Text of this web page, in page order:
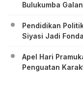
Bulukumba
Pendidikan
Siyasi Jadi
Apel Hari
Penguatan